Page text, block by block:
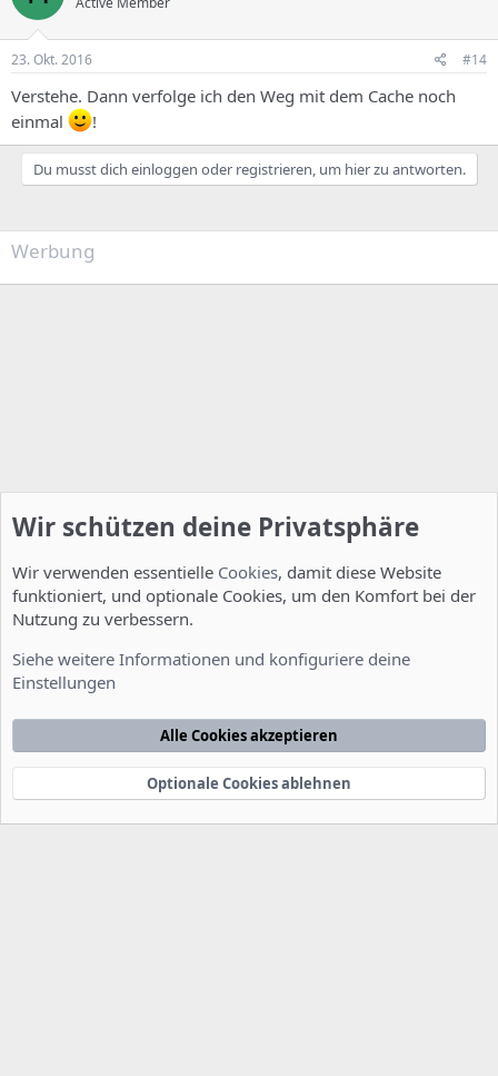
23. Okt. 2016 #14
Verstehe. Dann verfolge ich den Weg mit dem Cache noch
einmal
!
Du musst dich einloggen oder registrieren, um hier zu antworten.
Werbung
Nutzungsbedingungen Datenschutzerklärung
Startseite
e
Community platform by XenForo® © 2010-2022 XenForo Ltd.
xenDach©2010-2014
Wir schützen deine Privatsphäre
Wir verwenden essentielle Cookies, damit diese Website
funktioniert, und optionale Cookies, um den Komfort bei der
Nutzung zu verbessern.
Siehe weitere Informationen und konfiguriere deine
Einstellungen
Alle Cookies akzeptieren
Optionale Cookies ablehnen